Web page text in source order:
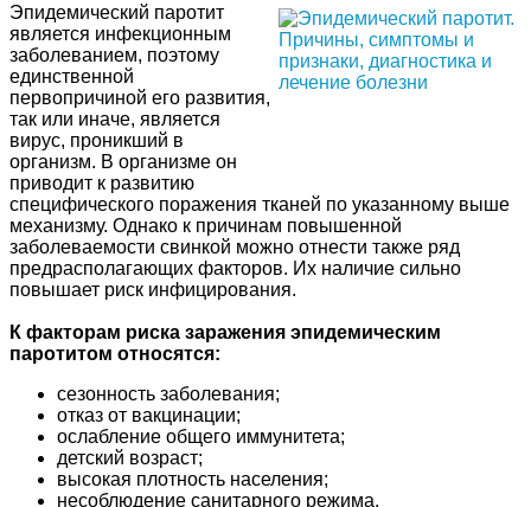
Эпидемический паротит
является инфекционным
заболеванием, поэтому
единственной
первопричиной его развития,
так или иначе, является
вирус, проникший в
организм. В организме он
приводит к развитию
специфического поражения тканей по указанному выше
механизму. Однако к причинам повышенной
заболеваемости свинкой можно отнести также ряд
предрасполагающих факторов. Их наличие сильно
повышает риск инфицирования.
К факторам риска заражения эпидемическим
паротитом относятся:
сезонность заболевания;
отказ от вакцинации;
ослабление общего иммунитета;
детский возраст;
высокая плотность населения;
несоблюдение санитарного режима.